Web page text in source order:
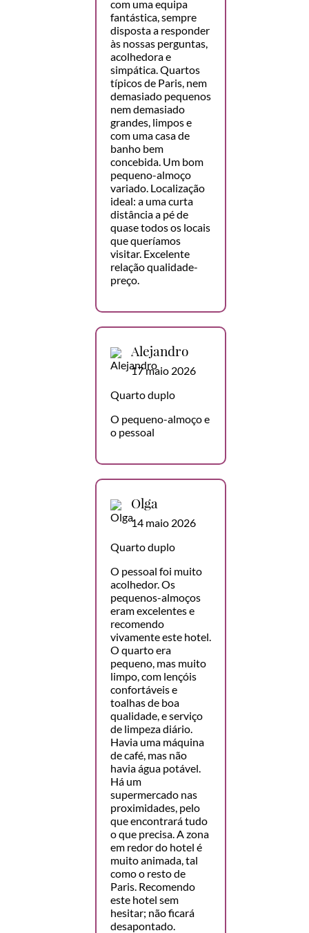
com uma equipa
fantástica, sempre
disposta a responder
às nossas perguntas,
acolhedora e
simpática. Quartos
típicos de Paris, nem
demasiado pequenos
nem demasiado
grandes, limpos e
com uma casa de
banho bem
concebida. Um bom
pequeno-almoço
variado. Localização
ideal: a uma curta
distância a pé de
quase todos os locais
que queríamos
visitar. Excelente
relação qualidade-
preço.
Alejandro
17 maio 2026
Quarto duplo
O pequeno-almoço e
o pessoal
Olga
14 maio 2026
Quarto duplo
O pessoal foi muito
acolhedor. Os
pequenos-almoços
eram excelentes e
recomendo
vivamente este hotel.
O quarto era
pequeno, mas muito
limpo, com lençóis
confortáveis e
toalhas de boa
qualidade, e serviço
de limpeza diário.
Havia uma máquina
de café, mas não
havia água potável.
Há um
supermercado nas
proximidades, pelo
que encontrará tudo
o que precisa. A zona
em redor do hotel é
muito animada, tal
como o resto de
Paris. Recomendo
este hotel sem
hesitar; não ficará
desapontado.